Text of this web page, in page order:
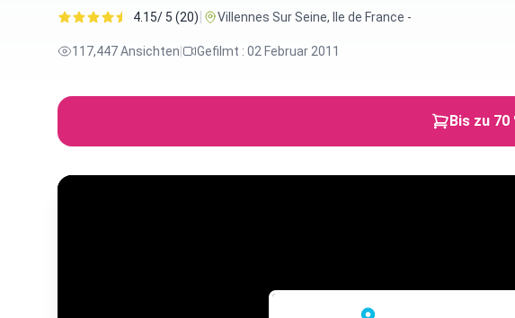
4.15/ 5 (20)| Villennes Sur Seine, Ile de France -
117,447 Ansichten Gefilmt : 02 Februar 2011
Bis zu